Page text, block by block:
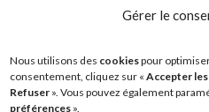
Gérer le
Nous utilisons des cookiespour
consentement, cliquez sur « Accepter
Refuser ». Vous pouvez également
préférences ».
dansCyclocross
BreniauxdansCyclocross
AnonymedansDiététique